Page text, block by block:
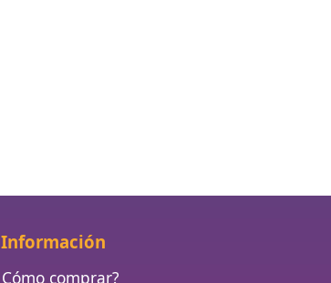
Información
Cómo comprar?